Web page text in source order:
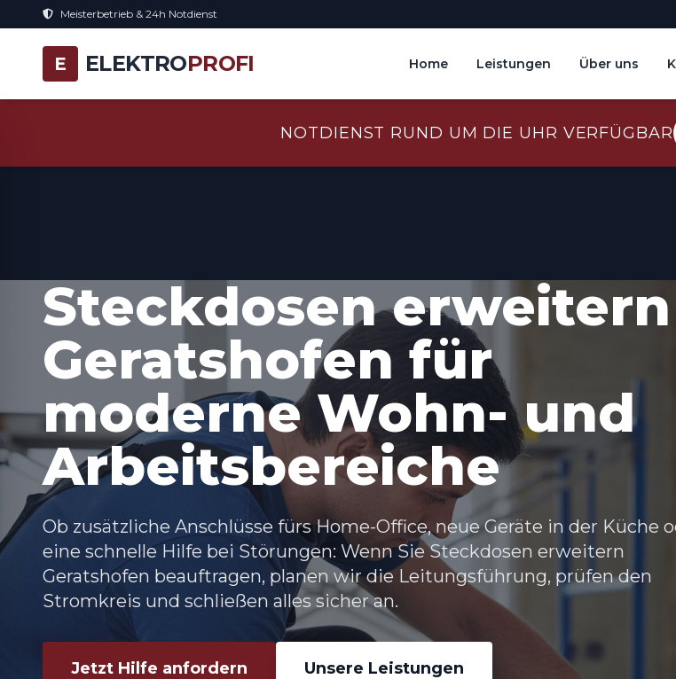
Meisterbetrieb & 24h Notdienst
E ELEKTROPROFI Home Leistungen Über uns
NOTDIENST RUND UM DIE UHR VERFÜGBAR
Steckdosen erweitern
Geratshofen für
moderne Wohn- und
Arbeitsbereiche
Ob zusätzliche Anschlüsse fürs Home-Office, neue Geräte in der Küche
eine schnelle Hilfe bei Störungen: Wenn SieSteckdosen erweitern
Geratshofen beauftragen, planen wir die Leitungsführung, prüfen den
Stromkreis und schließen alles sicher an.
Jetzt Hilfe anfordern Unsere Leistungen